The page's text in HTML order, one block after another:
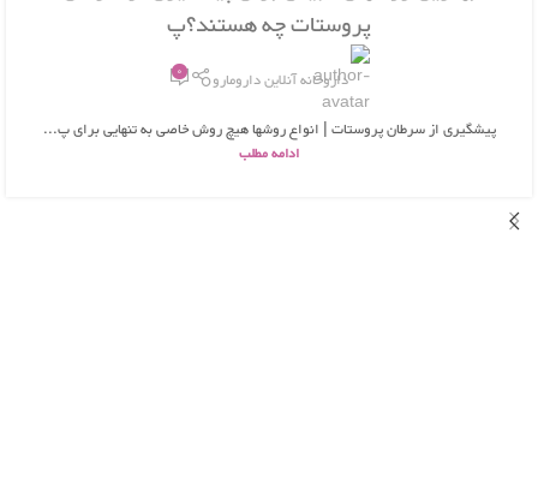
پروستات چه هستند؟پ
داروخانه آنلاین دارومارو 0
پیشگیری از سرطان پروستات | انواع روشها هیچ روش خاصی به تنهایی برای پ...
ادامه مطلب